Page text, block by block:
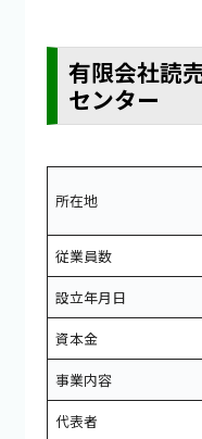
有限会社読
センター
所在地
従業員数
設立年月日
資本金
事業内容
代表者